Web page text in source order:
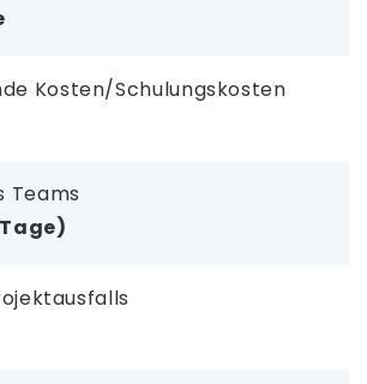
Kosten/Schulungskosten
Teams